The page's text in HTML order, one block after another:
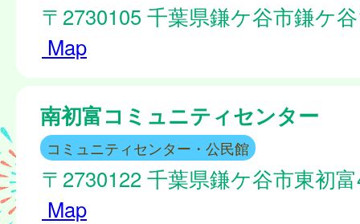
〒2730105 千葉県鎌ケ谷市鎌ケ
Map
南初富コミュニティセンター
コミュニティセンター・公民館
〒2730122 千葉県鎌ケ谷市東初
Map